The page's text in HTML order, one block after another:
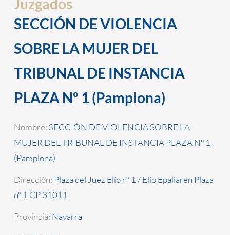
SECCIÓN DE VIOLENCIA
SOBRE LA MUJER DEL
TRIBUNAL DE INSTANCIA
PLAZA Nº 1 (Pamplona)
Nombre: SECCIÓN DE VIOLENCIA SOBRE LA
MUJER DEL TRIBUNAL DE INSTANCIA PLAZA Nº 1
(Pamplona)
Dirección: Plaza del Juez Elío nº 1 / Elío Epaliaren Plaza
nº 1 CP 31011
Provincia: Navarra